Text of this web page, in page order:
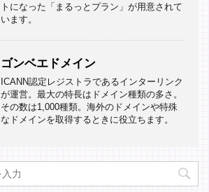
トになった「まるっとプラン」が用意されて
います。
ゴンベエドメイン
ICANN認定レジストラであるインターリンク
が運営。最大の特長はドメイン種類の多さ。
その数は1,000種類。海外のドメインや特殊
なドメインを取得するときに役立ちます。